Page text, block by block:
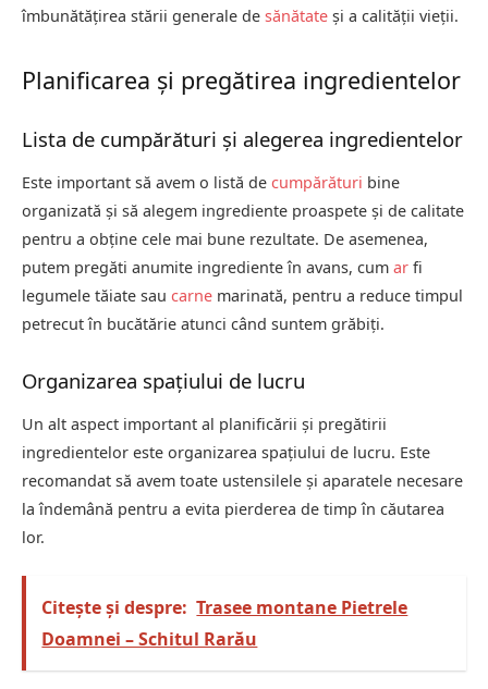
îmbunătățirea stării generale de sănătate și a calității vieții.
Planificarea și pregătirea ingredientelor
Lista de cumpărături și alegerea ingredientelor
Este important să avem o listă de cumpărături bine
organizată și să alegem ingrediente proaspete și de calitate
pentru a obține cele mai bune rezultate. De asemenea,
putem pregăti anumite ingrediente în avans, cum ar fi
legumele tăiate sau carne marinată, pentru a reduce timpul
petrecut în bucătărie atunci când suntem grăbiți.
Organizarea spațiului de lucru
Un alt aspect important al planificării și pregătirii
ingredientelor este organizarea spațiului de lucru. Este
recomandat să avem toate ustensilele și aparatele necesare
la îndemână pentru a evita pierderea de timp în căutarea
lor.
Citește și despre: Trasee montane Pietrele
Doamnei – Schitul Rarău